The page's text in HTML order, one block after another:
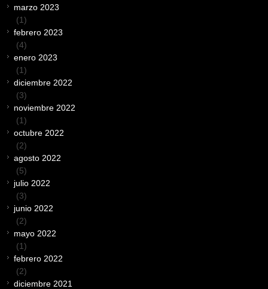
marzo 2023
(1)
febrero 2023
(4)
enero 2023
(1)
diciembre 2022
(3)
noviembre 2022
(1)
octubre 2022
(2)
agosto 2022
(5)
julio 2022
(3)
junio 2022
(2)
mayo 2022
(1)
febrero 2022
(2)
diciembre 2021